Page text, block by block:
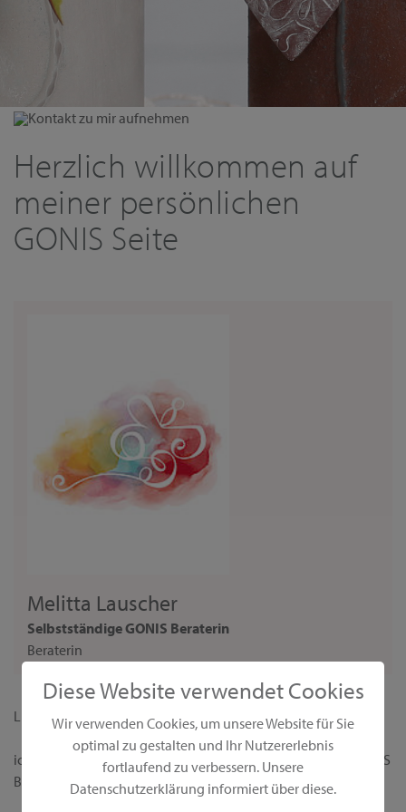
Diese Website verwendet Cookies
Wir verwenden Cookies, um unsere Website für Sie
optimal zu gestalten und Ihr Nutzererlebnis
fortlaufend zu verbessern. Unsere
Datenschutzerklärung informiert über diese.
Kontakt zu mir aufnehmen
Herzlich willkommen auf
meiner persönlichen
GONIS Seite
Melitta Lauscher
Selbstständige GONIS Beraterin
Beraterin
Liebe Interessentin,
ich begrüße dich ganz herzlich auf meiner persönlichen GONIS
Beraterseite!